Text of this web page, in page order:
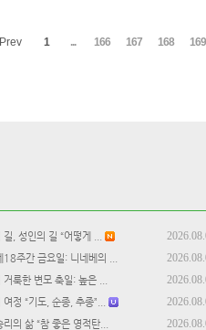
1 ... 166 167 168 169
길, 성인의 길 “어떻게 ...
18주간 금요일: 니네베의 ...
거룩한 변모 축일: 높은 ...
여정 “기도, 순종, 추종”...
리의 삶 “참 좋은 영적탄...